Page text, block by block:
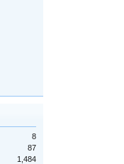
8
87
1,484